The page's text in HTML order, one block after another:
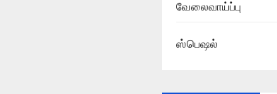
வேலைவாய்ப்பு
ஸ்பெஷல்